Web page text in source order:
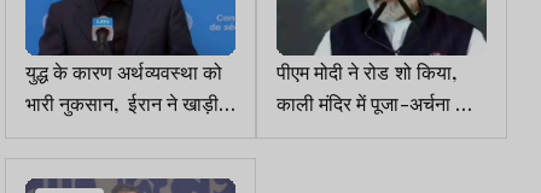
युद्ध के कारण अर्थव्यवस्था को
भारी नुकसान, ईरान ने खाड़ी
देशों से मुआवजा मांगा, कारण भी
बताया
पीएम मोदी ने रोड शो किया,
काली मंदिर में पूजा-अर्चना की,
दिल्ली-देहरादून एक्सप्रेसवे का